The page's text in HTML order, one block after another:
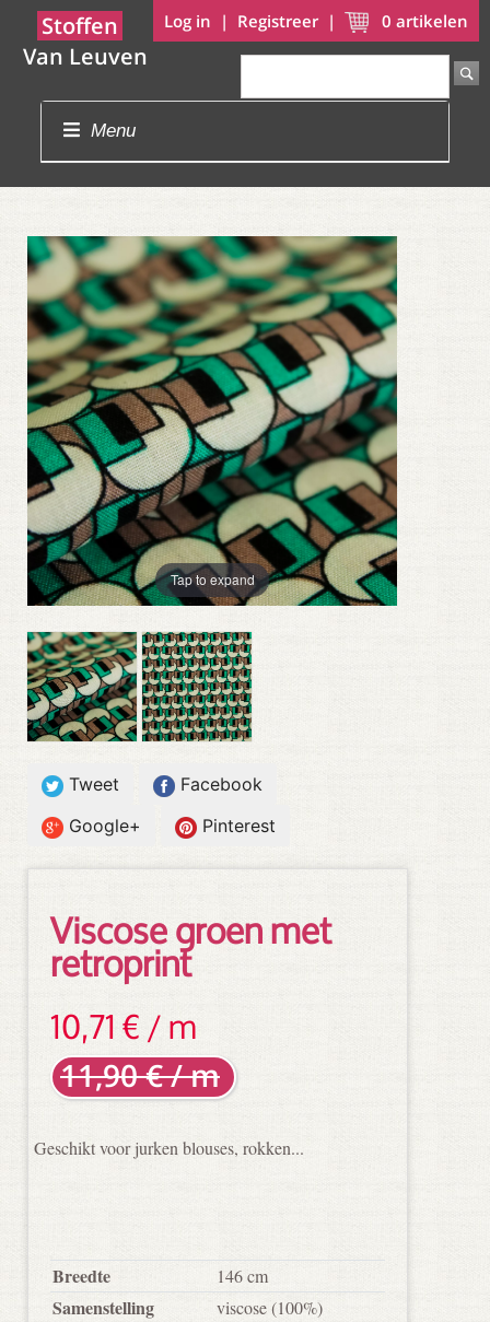
Log in | Registreer | 0 artikelen
Stoffen
Van Leuven
Menu
Tap to expand
Tweet
Facebook
Google+
Pinterest
Viscose groen met
retroprint
10,71 € / m
11,90 € / m
Geschikt voor jurken blouses, rokken...
Breedte 146 cm
Samenstelling viscose(100%)